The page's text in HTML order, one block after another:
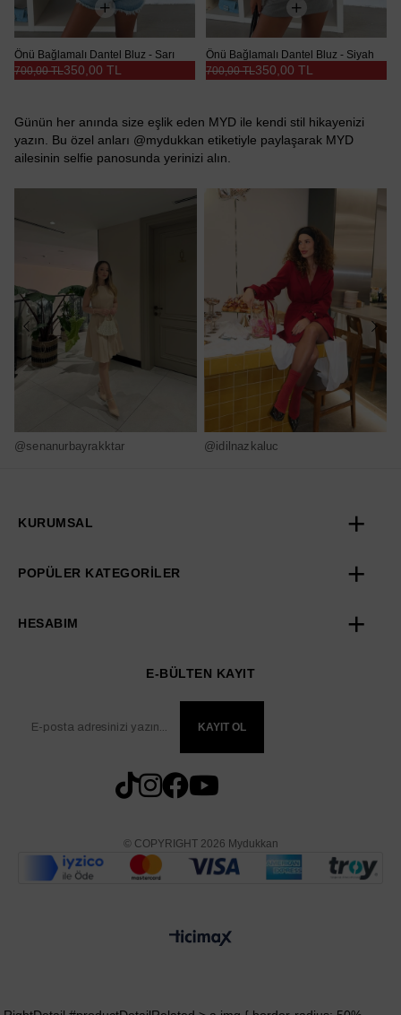
Önü Bağlamalı Dantel Bluz - Sarı
350,00 TL
700,00 TL
Önü Bağlamalı Dantel Bluz - Siyah
350,00 TL
700,00 TL
Günün her anında size eşlik eden MYD ile kendi stil hikayenizi
yazın. Bu özel anları @mydukkan etiketiyle paylaşarak MYD
ailesinin selfie panosunda yerinizi alın.
@senanurbayrakktar @idilnazkaluc
KURUMSAL
POPÜLER KATEGORİLER
HESABIM
E-BÜLTEN KAYIT
KAYIT OL
© COPYRIGHT 2026 Mydukkan